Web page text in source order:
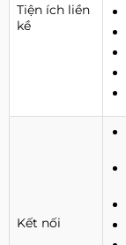
Tiện ích liền
kề
Kết nối